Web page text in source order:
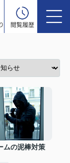
閲覧履歴
ムの泥棒対策